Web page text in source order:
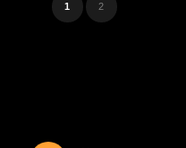
1 2